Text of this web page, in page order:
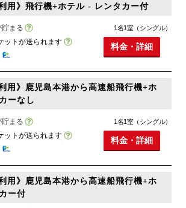
用》飛行機+ホテル - レンタカー付
貯まる
ットが送られます
1名1室（シングル）
料金・詳細
用》鹿児島本港から高速船飛行機+ホ
ーなし
貯まる
ットが送られます
1名1室（シングル）
料金・詳細
用》鹿児島本港から高速船飛行機+ホ
ー付